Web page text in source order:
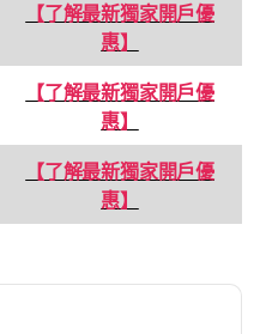
【了解最新獨家開戶優
惠】
【了解最新獨家開戶優
惠】
【了解最新獨家開戶優
惠】